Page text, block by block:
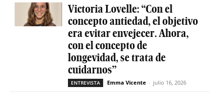
Victoria Lovelle: “Con el
concepto antiedad, el objetivo
era evitar envejecer. Ahora,
con el concepto de
longevidad, se trata de
cuidarnos”
ENTREVISTA Emma Vicente - julio 16, 2026